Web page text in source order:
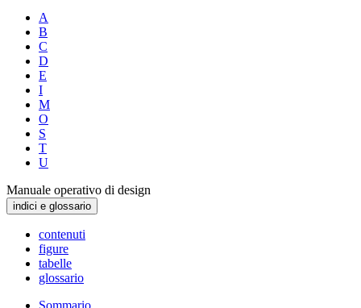
A
B
C
D
E
I
M
O
S
T
U
Manuale operativo di design
indici e glossario
contenuti
figure
tabelle
glossario
Sommario